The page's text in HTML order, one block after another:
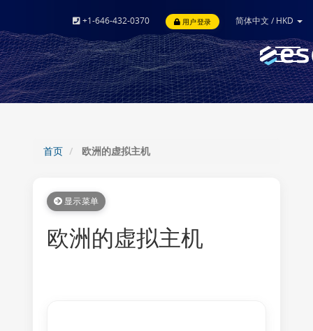
+1-646-432-0370 用户登录 简体中文 / HKD
Toggle
首页 欧洲的虚拟主机
显示菜单
欧洲的虚拟主机